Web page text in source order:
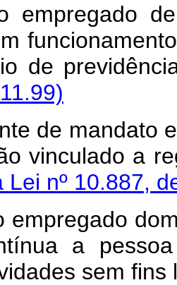
de
de
de mandato
vinculado a
Lei nº 10.887,
a
sem fins